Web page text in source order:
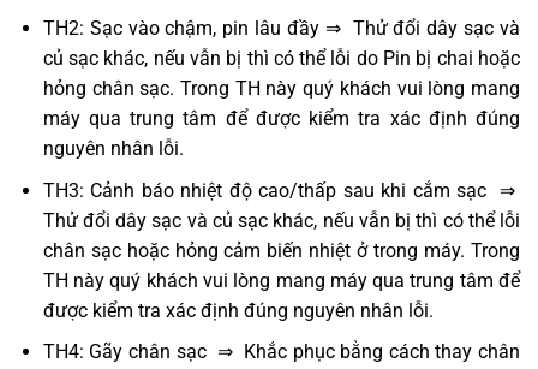
TH2: Sạc vào chậm, pin lâu đầy ⇒ Thử đổi dây sạc và
củ sạc khác, nếu vẫn bị thì có thể lỗi do Pin bị chai hoặc
hỏng chân sạc. Trong TH này quý khách vui lòng mang
máy qua trung tâm để được kiểm tra xác định đúng
nguyên nhân lỗi.
TH3: Cảnh báo nhiệt độ cao/thấp sau khi cắm sạc ⇒
Thử đổi dây sạc và củ sạc khác, nếu vẫn bị thì có thể lỗi
chân sạc hoặc hỏng cảm biến nhiệt ở trong máy. Trong
TH này quý khách vui lòng mang máy qua trung tâm để
được kiểm tra xác định đúng nguyên nhân lỗi.
TH4: Gãy chân sạc ⇒ Khắc phục bằng cách thay chân